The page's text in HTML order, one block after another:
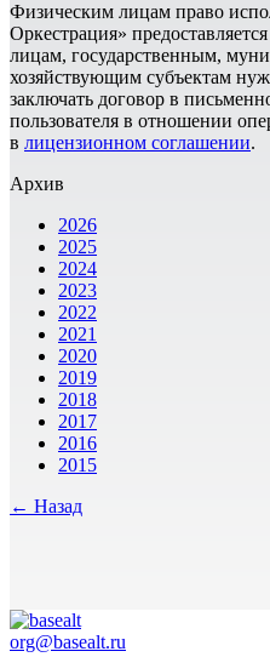
Физическим лицам право
Оркестрация»
лицам, государственным,
хозяйствующим субъектам
заключать договор в
пользователя в отношении
в лицензионном соглашении.
Архив
2026
2025
2024
2023
2022
2021
2020
2019
2018
2017
2016
2015
← Назад
org@basealt.ru